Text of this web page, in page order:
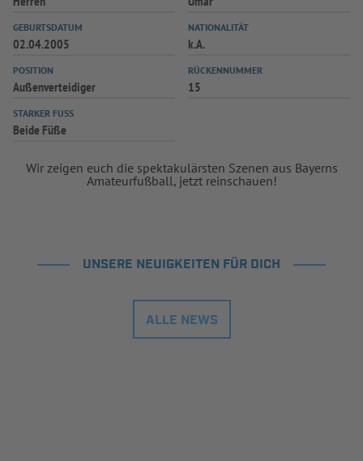
GEBURTSDATUM
02.04.2005
NATIONALITÄT
k.A.
POSITION
Außenverteidiger
RÜCKENNUMMER
15
STARKER FUSS
Beide Füße
Wir zeigen euch die spektakulärsten Szenen aus Bayerns
Amateurfußball, jetzt reinschauen!
UNSERE NEUIGKEITEN FÜR DICH
ALLE NEWS